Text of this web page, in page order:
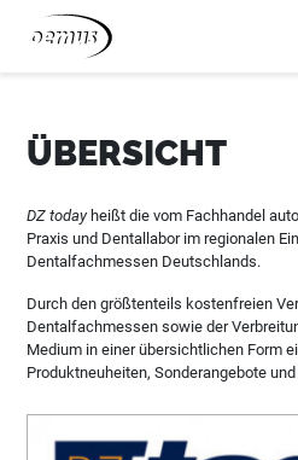
Zum Inhalt springen
ÜBERSICHT
DZ todayheißt die vom Fachhandel
Praxis und Dentallabor im regionalen
Dentalfachmessen Deutschlands.
Durch den größtenteils kostenfreien
Dentalfachmessen sowie der
Medium in einer übersichtlichen Form
Produktneuheiten, Sonderangebote